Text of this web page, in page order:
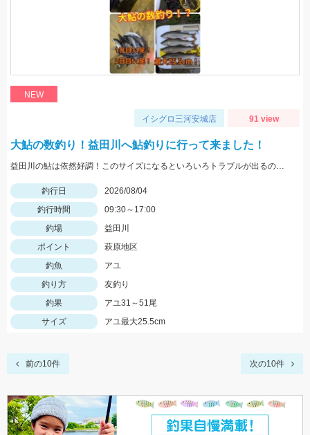
NEW
イシグロ三河安城店 91 view
大鮎の数釣り！益田川へ鮎釣りに行って来ました！
益田川の鮎は依然好調！このサイズになるといろいろトラブルが出るので仕掛けは太めがおすすめです！針は7.5号～８号！三河安城店岩崎釣行
釣行日
2026/08/04
釣行時間
09:30～17:00
釣場
益田川
ポイント
萩原地区
釣魚
アユ
釣り方
友釣り
釣果
アユ31～51尾
サイズ
アユ最大25.5cm
前の10件 次の10件